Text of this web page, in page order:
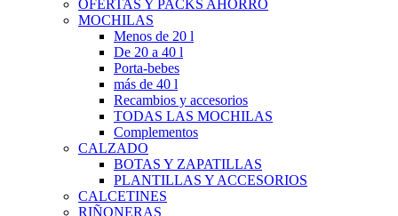
OFERTAS Y PACKS AHORRO
MOCHILAS
Menos de 20 l
De 20 a 40 l
Porta-bebes
más de 40 l
Recambios y accesorios
TODAS LAS MOCHILAS
Complementos
CALZADO
BOTAS Y ZAPATILLAS
PLANTILLAS Y ACCESORIOS
CALCETINES
RIÑONERAS